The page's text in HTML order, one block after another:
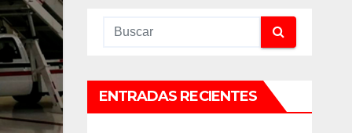
ENTRADAS RECIENTES